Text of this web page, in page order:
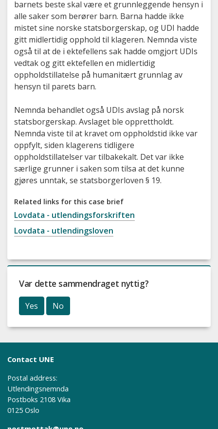
barnets beste skal være et grunnleggende hensyn i
alle saker som berører barn. Barna hadde ikke
mistet sine norske statsborgerskap, og UDI hadde
gitt midlertidig opphold til klageren. Nemnda viste
også til at de i ektefellens sak hadde omgjort UDIs
vedtak og gitt ektefellen en midlertidig
oppholdstillatelse på humanitært grunnlag av
hensyn til parets barn.
Nemnda behandlet også UDIs avslag på norsk
statsborgerskap. Avslaget ble opprettholdt.
Nemnda viste til at kravet om oppholdstid ikke var
oppfylt, siden klagerens tidligere
oppholdstillatelser var tilbakekalt. Det var ikke
særlige grunner i saken som tilsa at det kunne
gjøres unntak, se statsborgerloven § 19.
Related links for this case brief
Lovdata - utlendingsforskriften
Lovdata - utlendingsloven
Var dette sammendraget nyttig?
Yes No
Contact UNE
Postal address:
Utlendingsnemnda
Postboks 2108 Vika
0125 Oslo